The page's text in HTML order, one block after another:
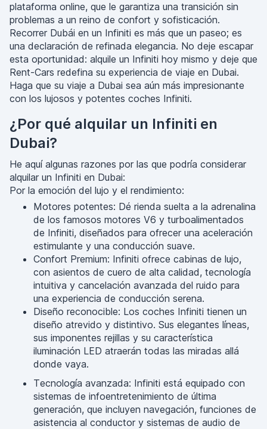
plataforma online, que le garantiza una transición sin
problemas a un reino de confort y sofisticación.
Recorrer Dubái en un Infiniti es más que un paseo; es
una declaración de refinada elegancia. No deje escapar
esta oportunidad: alquile un Infiniti hoy mismo y deje que
Rent-Cars redefina su experiencia de viaje en Dubai.
Haga que su viaje a Dubai sea aún más impresionante
con los lujosos y potentes coches Infiniti.
¿Por qué alquilar un Infiniti en
Dubai?
He aquí algunas razones por las que podría considerar
alquilar un Infiniti en Dubai:
Por la emoción del lujo y el rendimiento:
Motores potentes: Dé rienda suelta a la adrenalina
de los famosos motores V6 y turboalimentados
de Infiniti, diseñados para ofrecer una aceleración
estimulante y una conducción suave.
Confort Premium: Infiniti ofrece cabinas de lujo,
con asientos de cuero de alta calidad, tecnología
intuitiva y cancelación avanzada del ruido para
una experiencia de conducción serena.
Diseño reconocible: Los coches Infiniti tienen un
diseño atrevido y distintivo. Sus elegantes líneas,
sus imponentes rejillas y su característica
iluminación LED atraerán todas las miradas allá
donde vaya.
Tecnología avanzada: Infiniti está equipado con
sistemas de infoentretenimiento de última
generación, que incluyen navegación, funciones de
asistencia al conductor y sistemas de audio de